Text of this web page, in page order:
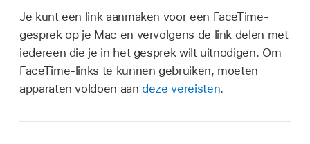
Je kunt een link aanmaken voor een FaceTime-
gesprek op je Mac en vervolgens de link delen met
iedereen die je in het gesprek wilt uitnodigen. Om
FaceTime-links te kunnen gebruiken, moeten
apparaten voldoen aandeze vereisten.